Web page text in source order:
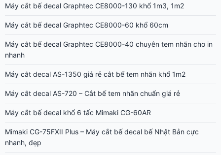
Máy cắt bế decal Graphtec CE8000-130 khổ 1m3, 1m2
Máy cắt bế decal Graphtec CE8000-60 khổ 60cm
Máy cắt bế decal Graphtec CE8000-40 chuyên tem nhãn cho in
nhanh
Máy cắt decal AS-1350 giá rẻ cắt bế tem nhãn khổ 1m2
Máy cắt decal AS-720 – Cắt bế tem nhãn chuẩn giá rẻ
Máy cắt bế decal khổ 6 tấc Mimaki CG-60AR
Mimaki CG-75FXII Plus – Máy cắt bế decal bế Nhật Bản cực
nhanh, đẹp